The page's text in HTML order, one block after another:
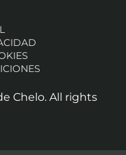
Chelo. All rights